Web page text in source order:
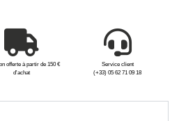
offerte à partir de 150 €
d'achat
Service client
(+33) 05 62 71 09 18